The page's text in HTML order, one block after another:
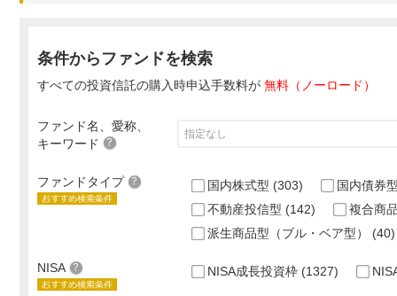
条件からファンドを検索
すべての投資信託の購入時申込手数料が 無料（ノーロード）
ファンド名、愛称、
キーワード
ファンドタイプ 国内株式型 (303)
国内債券
不動産投信型 (142)
複合商
派生商品型（ブル・ベア型）
(40)
NISA NISA成長投資枠 (1327)